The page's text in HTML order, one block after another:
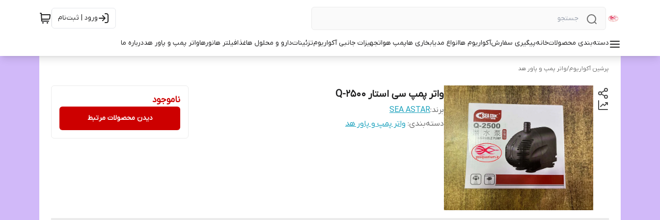
ورود | ثبت‌نام
دسته‌بندی محصولاتخانهپیگیری سفارشآکواریوم هاانواع مدیابخاری هاپمپ هواتجهیزات جانبی آکواریومتزئیناتدارو و محلول هاغذافیلتر هانورهاواتر پمپ و پاور هددرباره ما
پرشین آکواریوم/واتر پمپ و پاور هد
واتر پمپ سی استار Q-2500
برند:SEA ASTAR
دسته‌بندی: واتر پمپ و پاور هد
ناموجود
دیدن محصولات مرتبط